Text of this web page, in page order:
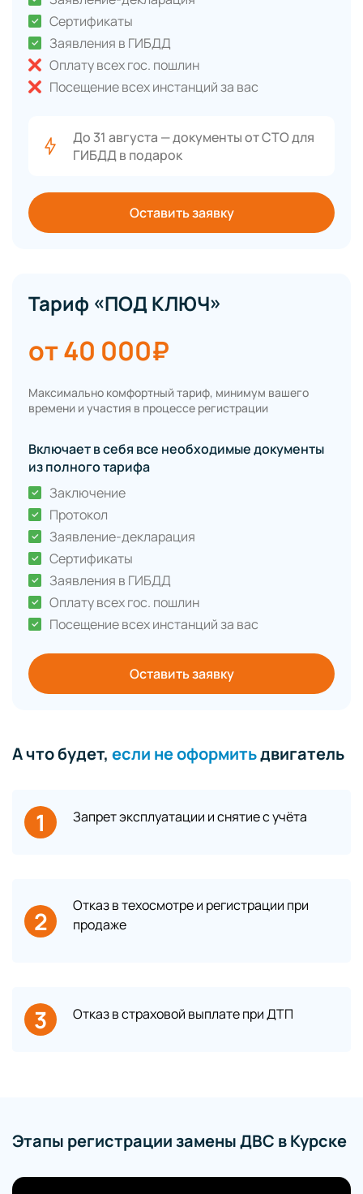
Сертификаты
Заявления в ГИБДД
Оплату всех гос. пошлин
Посещение всех инстанций за вас
До 31 августа — документы от СТО для
ГИБДД в подарок
Оставить заявку
Тариф «ПОД КЛЮЧ»
от 40 000₽
Максимально комфортный тариф, минимум вашего
времени и участия в процессе регистрации
Включает в себя все необходимые документы
из полного тарифа
Заключение
Протокол
Заявление-декларация
Сертификаты
Заявления в ГИБДД
Оплату всех гос. пошлин
Посещение всех инстанций за вас
Оставить заявку
А что будет, если не оформитьдвигатель
1 Запрет эксплуатации и снятие с учёта
2
Отказ в техосмотре и регистрации при
продаже
3 Отказ в страховой выплате при ДТП
Этапы регистрации замены ДВС в Курске